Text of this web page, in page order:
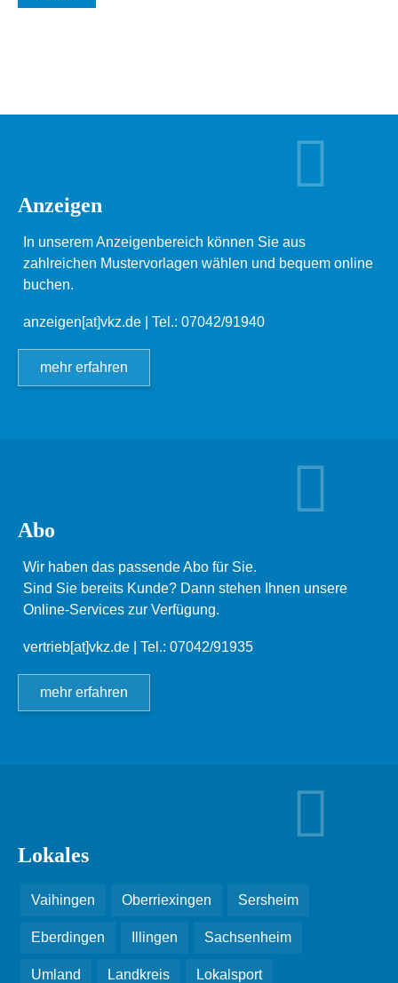
Anzeigen
In unserem Anzeigenbereich können Sie aus
zahlreichen Mustervorlagen wählen und bequem online
buchen.
anzeigen[at]vkz.de | Tel.: 07042/91940
mehr erfahren
Abo
Wir haben das passende Abo für Sie.
Sind Sie bereits Kunde? Dann stehen Ihnen unsere
Online-Services zur Verfügung.
vertrieb[at]vkz.de | Tel.: 07042/91935
mehr erfahren
Lokales
Vaihingen Oberriexingen Sersheim
Eberdingen Illingen Sachsenheim
Umland Landkreis Lokalsport